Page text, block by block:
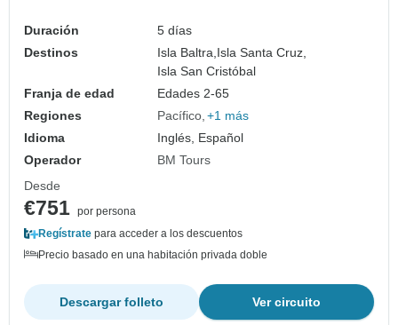
Duración
5 días
Destinos
Isla Baltra, Isla Santa Cruz,
Isla San Cristóbal
Franja de edad
Edades 2-65
Regiones
Pacífico +1 más
Idioma
Inglés, Español
Operador
BM Tours
Desde
€751 por persona
Regístrate para acceder a los descuentos
Precio basado en una habitación privada doble
Ver circuito
Descargar folleto